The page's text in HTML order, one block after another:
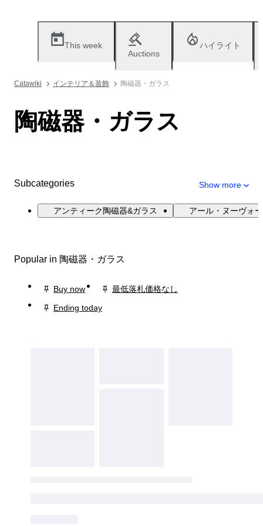
This week
Auctions
ハイライト
Catawiki インテリア＆装飾 陶磁器・ガラス
陶磁器・ガラス
Subcategories Show more
アンティーク陶磁器&ガラス アール・ヌーヴォ
Popular in 陶磁器・ガラス
Buy now
最低落札価格なし
Ending today